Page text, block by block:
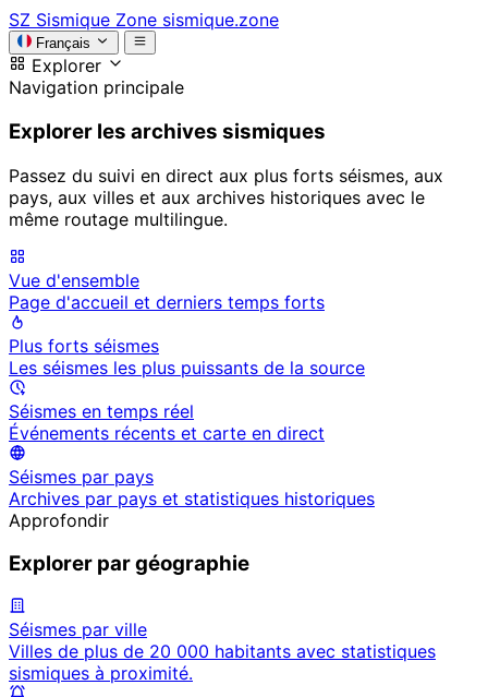
SZ Sismique Zone sismique.zone
Français
Explorer
Navigation principale
Explorer les archives sismiques
Passez du suivi en direct aux plus forts séismes, aux
pays, aux villes et aux archives historiques avec le
même routage multilingue.
Vue d'ensemble
Page d'accueil et derniers temps forts
Plus forts séismes
Les séismes les plus puissants de la source
Séismes en temps réel
Événements récents et carte en direct
Séismes par pays
Archives par pays et statistiques historiques
Approfondir
Explorer par géographie
Séismes par ville
Villes de plus de 20 000 habitants avec statistiques
sismiques à proximité.